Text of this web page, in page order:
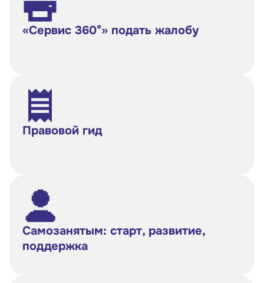
«Сервис 360°» подать жалобу
Правовой гид
Самозанятым: старт, развитие,
поддержка